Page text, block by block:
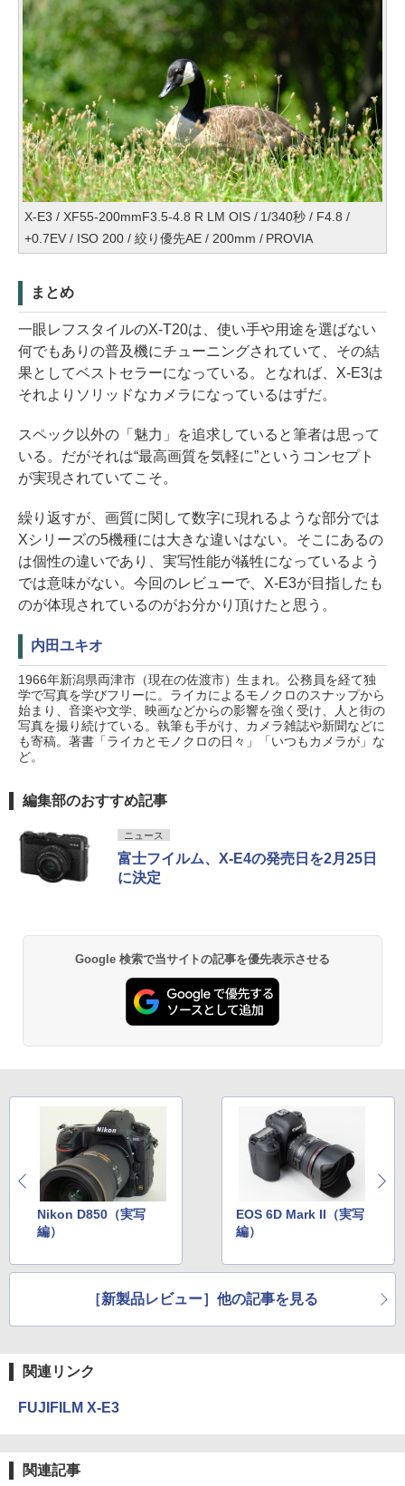
X-E3 / XF55-200mmF3.5-4.8 R LM OIS / 1/340秒 / F4.8 /
+0.7EV / ISO 200 / 絞り優先AE / 200mm / PROVIA
まとめ
一眼レフスタイルのX-T20は、使い手や用途を選ばない
何でもありの普及機にチューニングされていて、その結
果としてベストセラーになっている。となれば、X-E3は
それよりソリッドなカメラになっているはずだ。
スペック以外の「魅力」を追求していると筆者は思って
いる。だがそれは“最高画質を気軽に”というコンセプト
が実現されていてこそ。
繰り返すが、画質に関して数字に現れるような部分では
Xシリーズの5機種には大きな違いはない。そこにあるの
は個性の違いであり、実写性能が犠牲になっているよう
では意味がない。今回のレビューで、X-E3が目指したも
のが体現されているのがお分かり頂けたと思う。
内田ユキオ
1966年新潟県両津市（現在の佐渡市）生まれ。公務員を経て独
学で写真を学びフリーに。ライカによるモノクロのスナップから
始まり、音楽や文学、映画などからの影響を強く受け、人と街の
写真を撮り続けている。執筆も手がけ、カメラ雑誌や新聞などに
も寄稿。著書「ライカとモノクロの日々」「いつもカメラが」な
ど。
編集部のおすすめ記事
ニュース
富士フイルム、X-E4の発売日を2月25日
に決定
Google 検索で当サイトの記事を優先表示させる
Nikon D850（実写
編）
EOS 6D Mark II（実写
編）
［新製品レビュー］他の記事を見る
関連リンク
FUJIFILM X-E3
関連記事